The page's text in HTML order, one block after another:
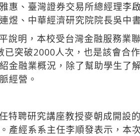
惠、臺灣證券交易所總經理李
煜、中華經濟研究院院長吳中
說明，本校受台灣金融服務業
突破2000人次，也是該會合
金融業概況，除了幫助學生了
經營。
特聘研究講座教授麥朝成開設
產經系系主任李順發表示，本